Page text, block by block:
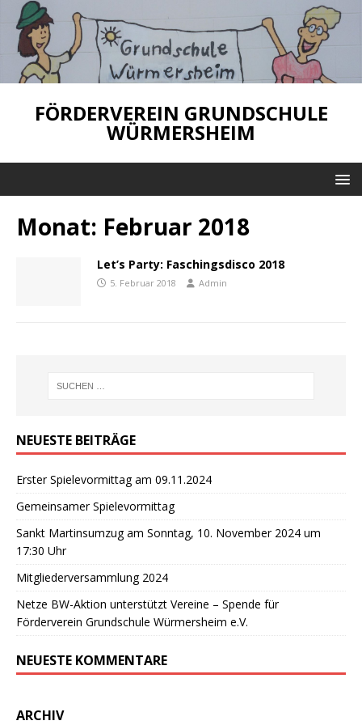
FÖRDERVEREIN GRUNDSCHULE
WÜRMERSHEIM
Monat: Februar 2018
Let’s Party: Faschingsdisco 2018
5. Februar 2018 Admin
NEUESTE BEITRÄGE
Erster Spielevormittag am 09.11.2024
Gemeinsamer Spielevormittag
Sankt Martinsumzug am Sonntag, 10. November 2024 um
17:30 Uhr
Mitgliederversammlung 2024
Netze BW-Aktion unterstützt Vereine – Spende für
Förderverein Grundschule Würmersheim e.V.
NEUESTE KOMMENTARE
ARCHIV